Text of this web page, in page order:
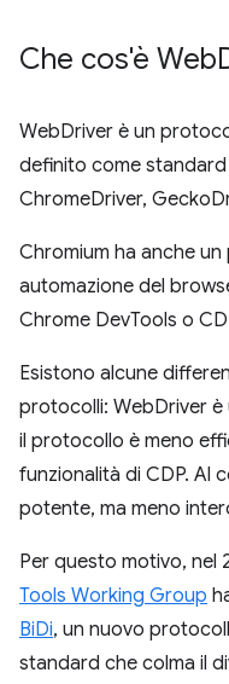
Che cos'è Web
WebDriver è un
definito come standard
ChromeDriver,
Chromium ha anche
automazione del
Chrome DevTools o
Esistono alcune
protocolli: WebDriver
il protocollo è meno
funzionalità di CDP. Al
potente, ma meno
Per questo motivo, nel
Tools Working Group
BiDi, un nuovo
standard che colma il